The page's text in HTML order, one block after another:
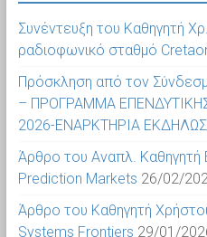
Συνέντευξη του Καθηγητή
ραδιοφωνικό σταθμό
Πρόσκληση από τον
– ΠΡΟΓΡΑΜΜΑ
2026-ΕΝΑΡΚΤΗΡΙΑ
Άρθρο του Αναπλ. Καθηγητή
Prediction Markets 26/02/
Άρθρο του Καθηγητή
Systems Frontiers 29/01/